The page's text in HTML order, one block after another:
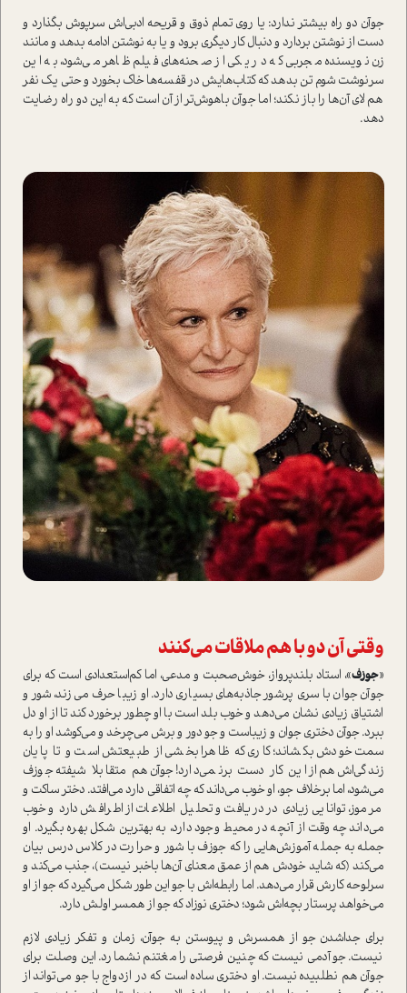
جوآن دو راه بیشتر ندارد: یا روی تمام ذوق و قریحه ادبی‌اش سرپوش بگذارد و
دست از نوشتن بردارد و دنبال کار دیگری برود و یا به نوشتن ادامه بدهد و مانند
زن نویسنده مجربی که در یکی از صحنه‌های فیلم ظاهر می‌شود، به این
سرنوشت شوم تن بدهد که کتاب‌هایش در قفسه‌ها خاک بخورد و حتی یک نفر
هم لای آن‌ها را باز نکند؛ اما جوآن باهوش‌تر از آن است که به این دو راه رضایت
دهد.
وقتی آن دو با هم ملاقات می‌کنند
«جوزف»، استاد بلندپرواز، خوش‌صحبت و مدعی، اما کم‌استعدادی است که برای
جوآن جوان با سری پرشور جاذبه‌های بسیاری دارد. او زیبا حرف می‌زند، شور و
اشتیاق زیادی نشان می‌دهد و خوب بلد است با او چطور برخورد کند تا از او دل
ببرد. جوآن دختری جوان و زیباست و جو دور و برش می‌چرخد و می‌کوشد او را به
سمت خودش بکشاند؛ کاری که ظاهرا بخشی از طبیعتش است و تا پایان
زندگی‌اش هم از این کار دست برنمی‌دارد! جوآن هم متقابلا شیفته جوزف
می‌شود، اما برخلاف جو، او خوب می‌داند که چه اتفاقی دارد می‌افتد. دختر ساکت و
مرموز، توانایی زیادی در دریافت و تحلیل اطلاعات از اطرافش دارد و خوب
می‌داند چه وقت از آنچه در محیط وجود دارد، به بهترین شکل بهره بگیرد. او
جمله به جمله آموزش‌هایی را که جوزف با شور و حرارت در کلاس درس بیان
می‌کند (که شاید خودش هم از عمق معنای آن‌ها باخبر نیست)، جذب می‌کند و
سرلوحه کارش قرار می‌دهد. اما رابطه‌اش با جو این طور شکل می‌گیرد که جو از او
می‌خواهد پرستار بچه‌اش شود؛ دختری نوزاد که جو از همسر اولش دارد.
برای جدا‌شدن جو از همسرش و پیوستن به جوآن، زمان و تفکر زیادی لازم
نیست. جو آدمی نیست که چنین فرصتی را مغتنم نشمارد. این وصلت برای
جوآن هم نطلبیده نیست. او دختری ساده است که در ازدواج با جو می‌تواند از